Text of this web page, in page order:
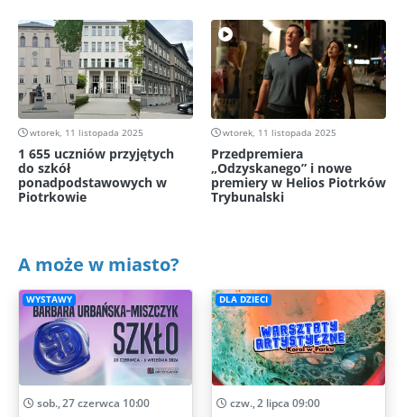
wtorek, 11 listopada 2025
1 655 uczniów przyjętych
do szkół
ponadpodstawowych w
Piotrkowie
wtorek, 11 listopada 2025
Przedpremiera
„Odzyskanego” i nowe
premiery w Helios Piotrków
Trybunalski
A może w miasto?
WYSTAWY
sob., 27 czerwca 10:00
DLA DZIECI
czw., 2 lipca 09:00